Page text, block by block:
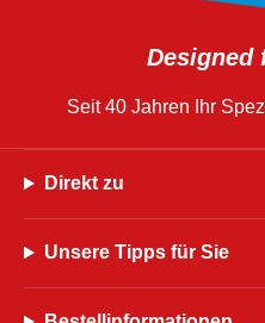
Designed
Seit 40 Jahren Ihr
Direkt zu
Unsere Tipps für Sie